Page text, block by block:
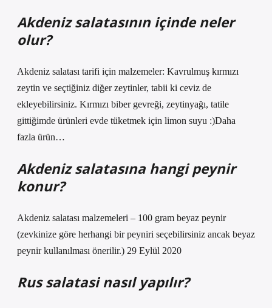
Akdeniz salatasının içinde neler
olur?
Akdeniz salatası tarifi için malzemeler: Kavrulmuş kırmızı
zeytin ve seçtiğiniz diğer zeytinler, tabii ki ceviz de
ekleyebilirsiniz. Kırmızı biber gevreği, zeytinyağı, tatile
gittiğimde ürünleri evde tüketmek için limon suyu :)Daha
fazla ürün…
Akdeniz salatasına hangi peynir
konur?
Akdeniz salatası malzemeleri – 100 gram beyaz peynir
(zevkinize göre herhangi bir peyniri seçebilirsiniz ancak beyaz
peynir kullanılması önerilir.) 29 Eylül 2020
Rus salatasi nasıl yapılır?